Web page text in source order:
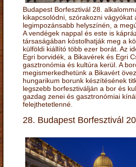
Budapest Borfesztivál 28.
kikapcsolódni, szórakozni vágyókat
legimpozánsabb helyszínén, a
A vendégek nappal és este is
társaságában kóstolhatják meg a
külföldi kiállító több ezer borát. Az
Egri borvidék, a Bikavérek és Egri
gasztronómia és kultúra kerül. A
megismerkedhetünk a Bikavért
hungarikum borunk készítésének
legszebb borfesztiválján a bor és
gazdag zenei és gasztronómiai
felejthetetlenné.
28. Budapest Borfesztivál